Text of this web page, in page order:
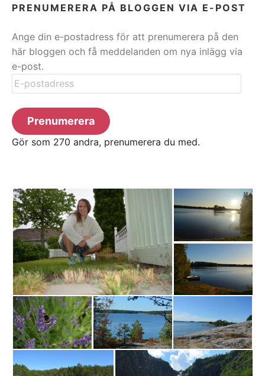
PRENUMERERA PÅ BLOGGEN VIA E-POST
Ange din e-postadress för att prenumerera på den
här bloggen och få meddelanden om nya inlägg via
e-post.
E-
postadress
Prenumerera
Gör som 270 andra, prenumerera du med.